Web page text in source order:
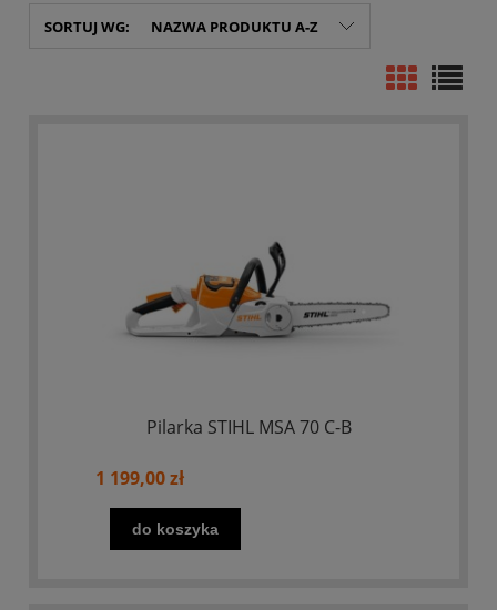
SORTUJ WG: NAZWA PRODUKTU A-Z
Pilarka STIHL MSA 70 C-B
1 199,00 zł
do koszyka